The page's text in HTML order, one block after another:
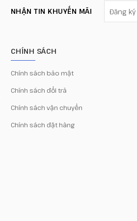
NHẬN TIN KHUYẾN MÃI
CHÍNH SÁCH
Chính sách bảo mật
Chính sách đổi trả
Chính sách vận chuyển
Chính sách đặt hàng